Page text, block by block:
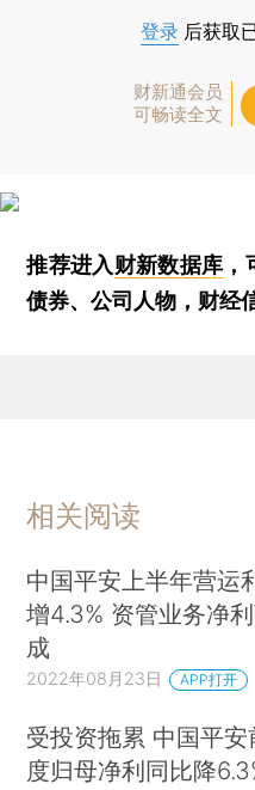
登录 后获取
财新通会员
可畅读全文
推荐进入财新数据库
债券、公司人物，财经
相关阅读
中国平安上半年营运
增4.3% 资管业务净
成
2022年08月23日 APP打开
受投资拖累 中国平安
度归母净利同比降